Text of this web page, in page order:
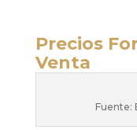
Precios
Venta
Fuente: